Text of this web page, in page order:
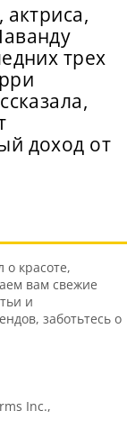
трех
доход от
красоте,
вам свежие
и
заботьтесь о
Inc.,